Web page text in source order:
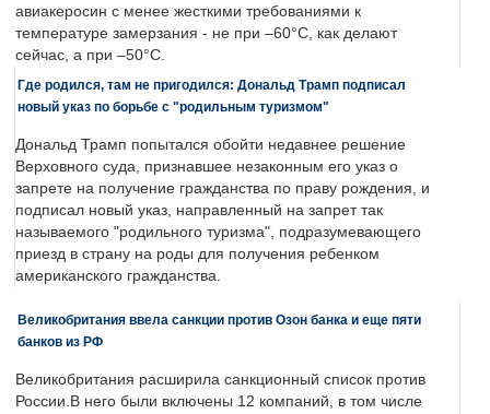
авиакеросин с менее жесткими требованиями к
температуре замерзания - не при –60°C, как делают
сейчас, а при –50°C.
Где родился, там не пригодился: Дональд Трамп подписал
новый указ по борьбе с "родильным туризмом"
Дональд Трамп попытался обойти недавнее решение
Верховного суда, признавшее незаконным его указ о
запрете на получение гражданства по праву рождения, и
подписал новый указ, направленный на запрет так
называемого "родильного туризма", подразумевающего
приезд в страну на роды для получения ребенком
американского гражданства.
Великобритания ввела санкции против Озон банка и еще пяти
банков из РФ
Великобритания расширила санкционный список против
России.В него были включены 12 компаний, в том числе